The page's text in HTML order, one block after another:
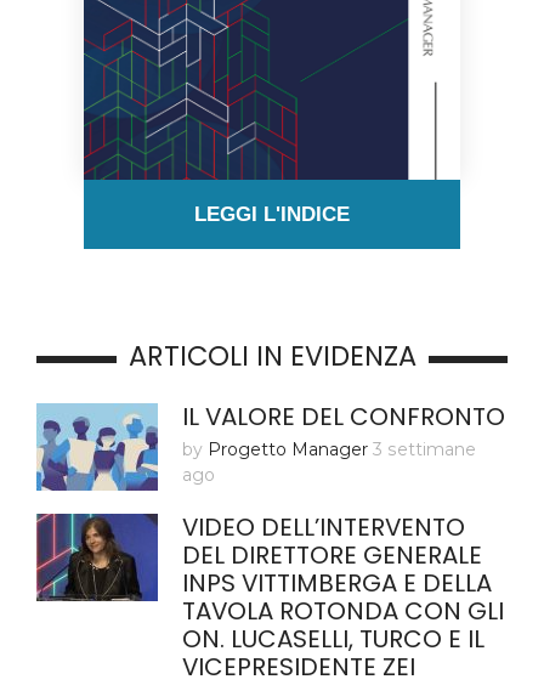
LEGGI L'INDICE
ARTICOLI IN EVIDENZA
IL VALORE DEL CONFRONTO
by Progetto Manager 3 settimane
ago
VIDEO DELL’INTERVENTO
DEL DIRETTORE GENERALE
INPS VITTIMBERGA E DELLA
TAVOLA ROTONDA CON GLI
ON. LUCASELLI, TURCO E IL
VICEPRESIDENTE ZEI